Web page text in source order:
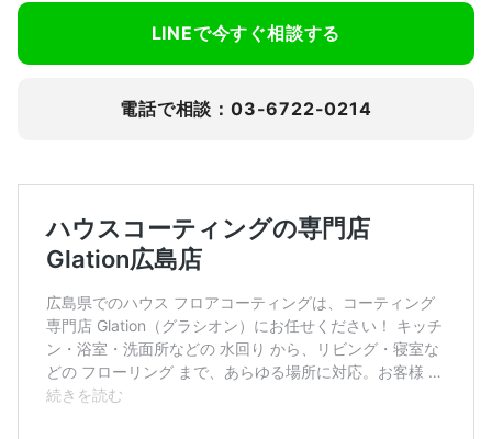
LINEで今すぐ相談する
電話で相談：03-6722-0214